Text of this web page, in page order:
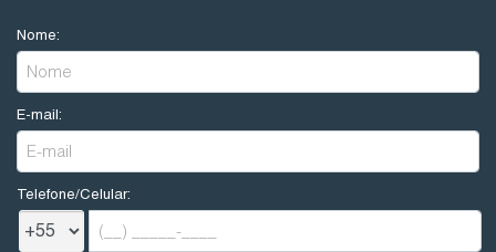
Nome:
E-mail:
Telefone/Celular: